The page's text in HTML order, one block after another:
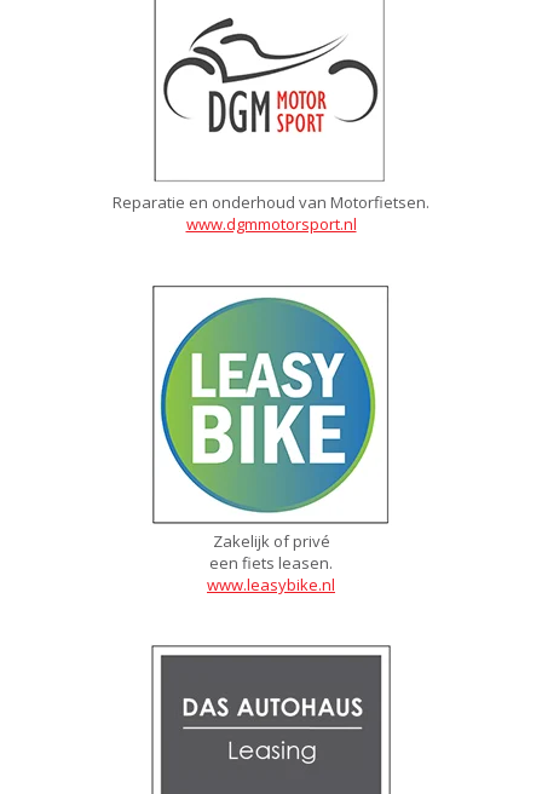
Reparatie en onderhoud van Motorfietsen.
www.dgmmotorsport.nl
Zakelijk of privé
een fiets leasen.
www.leasybike.nl